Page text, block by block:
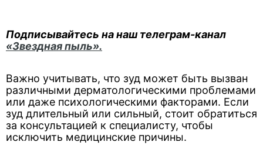
Подписывайтесь на наш телеграм-канал
«Звездная пыль».
Важно учитывать, что зуд может быть вызван
различными дерматологическими проблемами
или даже психологическими факторами. Если
зуд длительный или сильный, стоит обратиться
за консультацией к специалисту, чтобы
исключить медицинские причины.